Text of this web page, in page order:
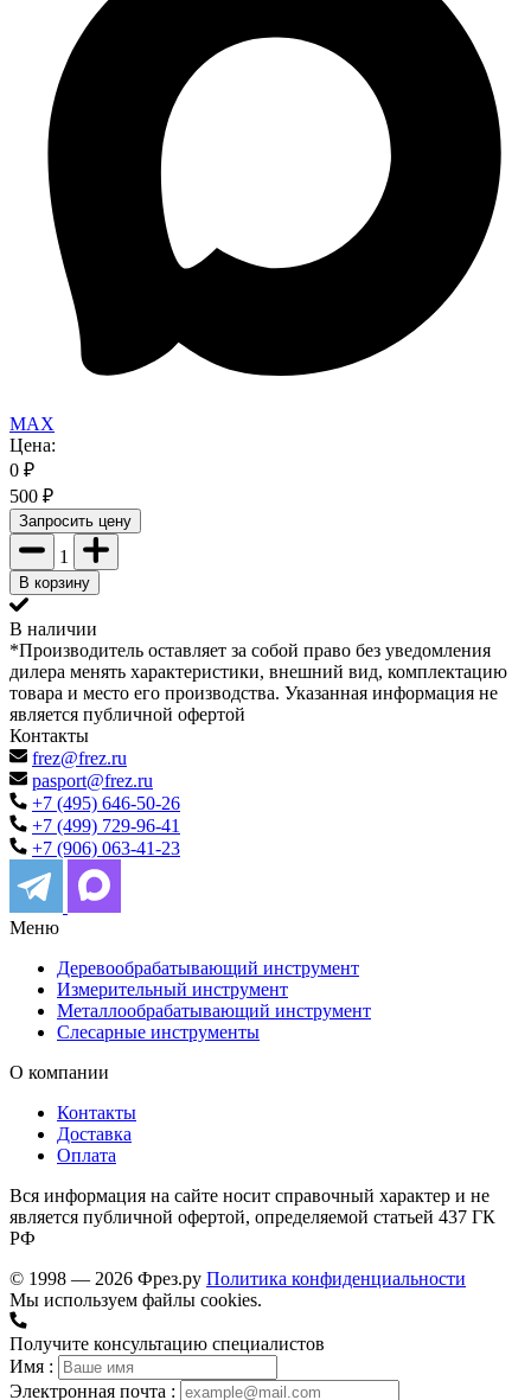
MAX
Цена:
0 ₽
500 ₽
Запросить цену
1
В корзину
В наличии
*Производитель оставляет за собой право без уведомления
дилера менять характеристики, внешний вид, комплектацию
товара и место его производства. Указанная информация не
является публичной офертой
Контакты
frez@frez.ru
pasport@frez.ru
+7 (495) 646-50-26
+7 (499) 729-96-41
+7 (906) 063-41-23
Меню
Деревообрабатывающий инструмент
Измерительный инструмент
Металлообрабатывающий инструмент
Слесарные инструменты
О компании
Контакты
Доставка
Оплата
Вся информация на сайте носит справочный характер и не
является публичной офертой, определяемой статьей 437 ГК
РФ
© 1998 — 2026 Фрез.ру Политика конфиденциальности
Мы используем файлы cookies.
Получите консультацию специалистов
Имя :
Электронная почта :